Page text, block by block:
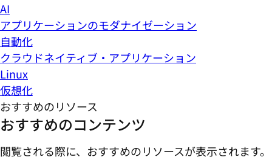
AI
アプリケーションのモダナイゼーション
自動化
クラウドネイティブ・アプリケーション
Linux
仮想化
おすすめのリソース
おすすめのコンテンツ
閲覧される際に、おすすめのリソースが表示されます。